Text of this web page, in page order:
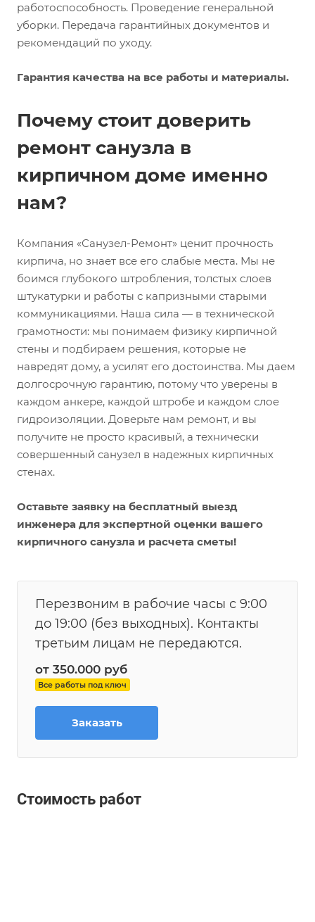
работоспособность. Проведение генеральной
уборки. Передача гарантийных документов и
рекомендаций по уходу.
Гарантия качества на все работы и материалы.
Почему стоит доверить
ремонт санузла в
кирпичном доме именно
нам?
Компания «Санузел-Ремонт» ценит прочность
кирпича, но знает все его слабые места. Мы не
боимся глубокого штробления, толстых слоев
штукатурки и работы с капризными старыми
коммуникациями. Наша сила — в технической
грамотности: мы понимаем физику кирпичной
стены и подбираем решения, которые не
навредят дому, а усилят его достоинства. Мы даем
долгосрочную гарантию, потому что уверены в
каждом анкере, каждой штробе и каждом слое
гидроизоляции. Доверьте нам ремонт, и вы
получите не просто красивый, а технически
совершенный санузел в надежных кирпичных
стенах.
Оставьте заявку на бесплатный выезд
инженера для экспертной оценки вашего
кирпичного санузла и расчета сметы!
Перезвоним в рабочие часы с 9:00
до 19:00 (без выходных). Контакты
третьим лицам не передаются.
от 350.000 руб
Все работы под ключ
Заказать
Стоимость работ